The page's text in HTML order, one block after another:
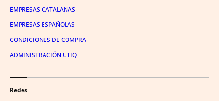
EMPRESAS CATALANAS
EMPRESAS ESPAÑOLAS
CONDICIONES DE COMPRA
ADMINISTRACIÓN UTIQ
Redes